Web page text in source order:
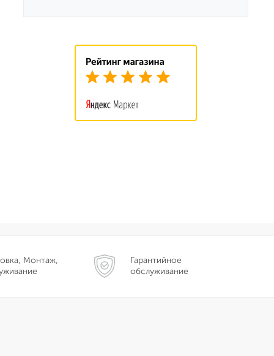
Монтаж,
Гарантийное
обслуживание